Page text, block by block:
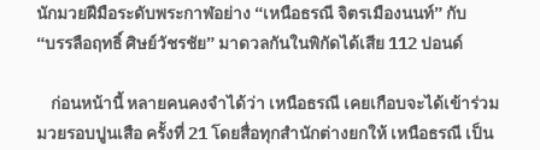
นักมวยฝีมือระดับพระกาฬอย่าง “เหนือธรณี จิตรเมืองนนท์” กับ
“บรรลือฤทธิ์ ศิษย์วัชรชัย” มาดวลกันในพิกัดได้เสีย 112 ปอนด์
ก่อนหน้านี้ หลายคนคงจำได้ว่า เหนือธรณี เคยเกือบจะได้เข้าร่วม
มวยรอบปูนเสือ ครั้งที่ 21 โดยสื่อทุกสำนักต่างยกให้ เหนือธรณี เป็น